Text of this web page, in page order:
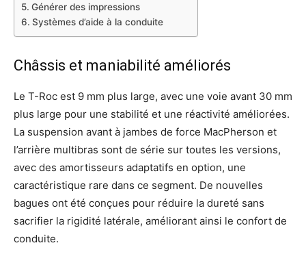
Générer des impressions
Systèmes d’aide à la conduite
Châssis et maniabilité améliorés
Le T-Roc est 9 mm plus large, avec une voie avant 30 mm
plus large pour une stabilité et une réactivité améliorées.
La suspension avant à jambes de force MacPherson et
l’arrière multibras sont de série sur toutes les versions,
avec des amortisseurs adaptatifs en option, une
caractéristique rare dans ce segment. De nouvelles
bagues ont été conçues pour réduire la dureté sans
sacrifier la rigidité latérale, améliorant ainsi le confort de
conduite.